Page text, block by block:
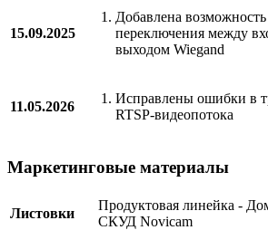
15.09.2025
Добавлена возможность
переключения между
выходом Wiegand
11.05.2026
Исправлены ошибки в
RTSP-видеопотока
Маркетинговые материалы
Листовки
Продуктовая линейка -
СКУД Novicam